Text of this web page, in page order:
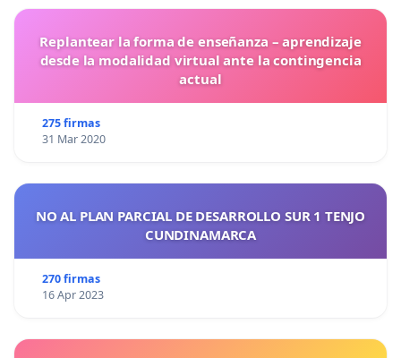
Replantear la forma de enseñanza – aprendizaje
desde la modalidad virtual ante la contingencia
actual
275 firmas
31 Mar 2020
NO AL PLAN PARCIAL DE DESARROLLO SUR 1 TENJO
CUNDINAMARCA
270 firmas
16 Apr 2023